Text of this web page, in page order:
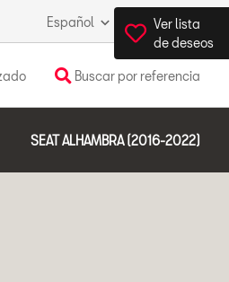
Español España
Buscar por referencia
Ver lista
de deseos
SEAT ALHAMBRA (2016-2022)